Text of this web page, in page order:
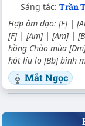
Sáng tác: Trần
Hợp âm dạo: [F] |
[F] | [Am] | [Am] |
hồng Chào mùa
hót líu lo [Bb] bình
Mắt Ngọc